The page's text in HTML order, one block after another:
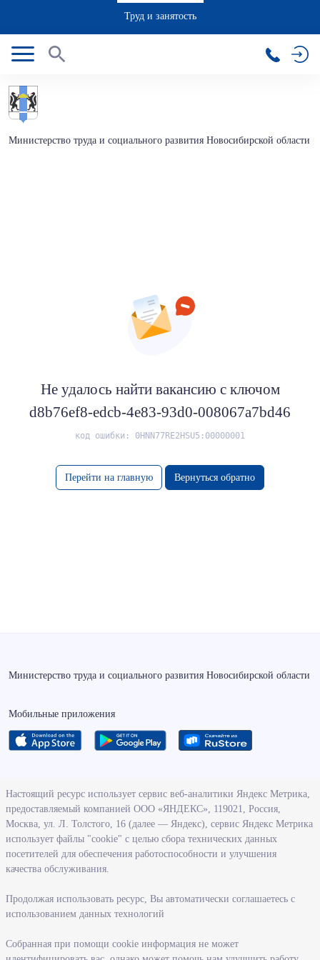
Труд и занятость
Министерство труда и социального развития Новосибирской области
Не удалось найти вакансию с ключом
d8b76ef8-edcb-4e83-93d0-008067a7bd46
код ошибки: 0HNN77RE2HSU5:00000001
Перейти на главную Вернуться обратно
Министерство труда и социального развития Новосибирской области
Мобильные приложения
О ведомстве
Деятельность министерства труда и социального развития
Новосибирской области
Контрольно-надзорная деятельность министерства
Государственные программы, реализуемые министерством
Службы и учреждения, подведомственные министерству
Поступление на государственную гражданскую службу
Информация
Настоящий ресурс использует сервис веб-аналитики Яндекс Метрика,
предоставляемый компанией ООО «ЯНДЕКС», 119021, Россия,
Москва, ул. Л. Толстого, 16 (далее — Яндекс), сервис Яндекс Метрика
использует файлы "cookie" с целью сбора технических данных
посетителей для обеспечения работоспособности и улучшения
качества обслуживания.
Продолжая использовать ресурс, Вы автоматически соглашаетесь с
использованием данных технологий
Собранная при помощи cookie информация не может